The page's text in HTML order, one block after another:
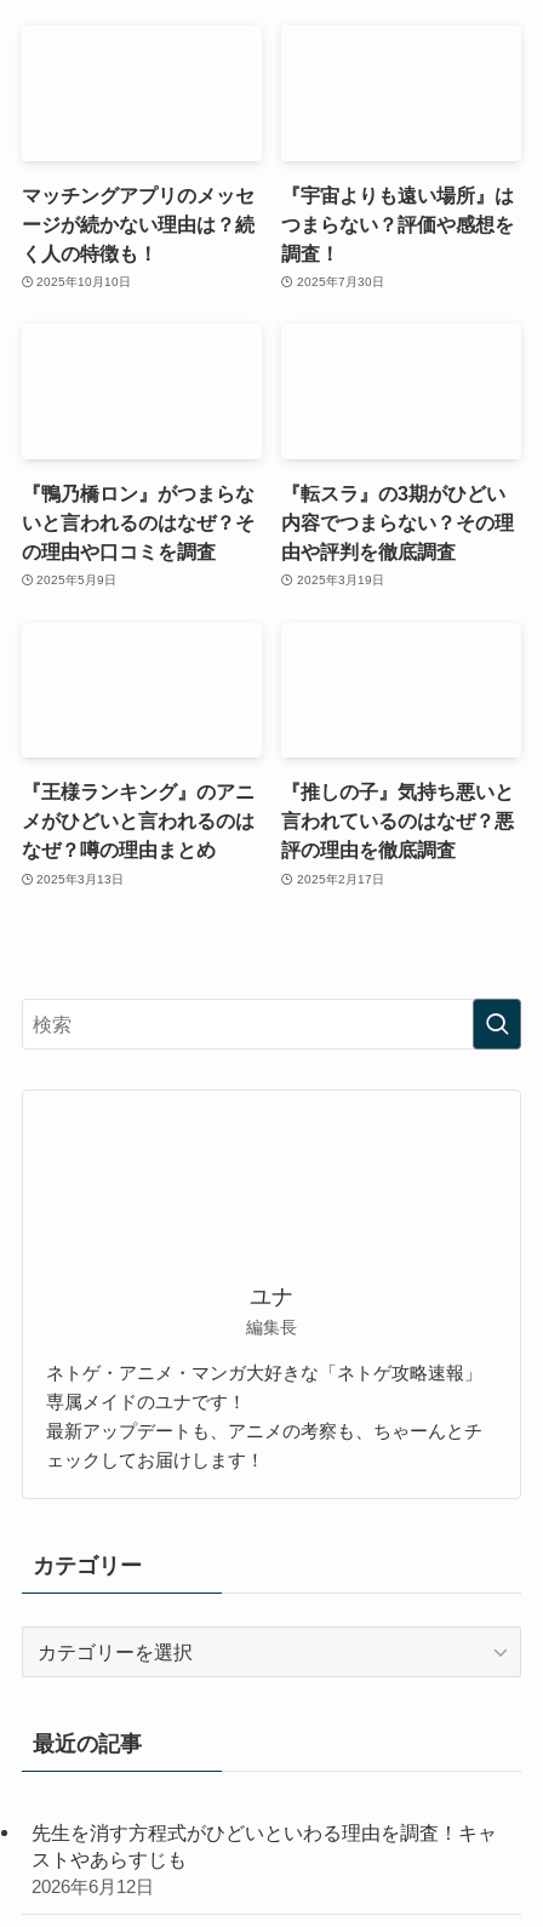
マッチングアプリのメッセ
ージが続かない理由は？続
く人の特徴も！
2025年10月10日
『宇宙よりも遠い場所』は
つまらない？評価や感想を
調査！
2025年7月30日
『鴨乃橋ロン』がつまらな
いと言われるのはなぜ？そ
の理由や口コミを調査
2025年5月9日
『転スラ』の3期がひどい
内容でつまらない？その理
由や評判を徹底調査
2025年3月19日
『王様ランキング』のアニ
メがひどいと言われるのは
なぜ？噂の理由まとめ
2025年3月13日
『推しの子』気持ち悪いと
言われているのはなぜ？悪
評の理由を徹底調査
2025年2月17日
ユナ
編集長
ネトゲ・アニメ・マンガ大好きな「ネトゲ攻略速報」
専属メイドのユナです！
最新アップデートも、アニメの考察も、ちゃーんとチ
ェックしてお届けします！
カテゴリー
リ
最近の記事
先生を消す方程式がひどいといわる理由を調査！キャ
ストやあらすじも
2026年6月12日